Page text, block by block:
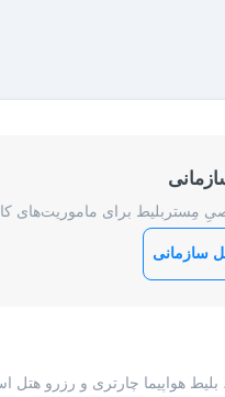
مِستربلیط برای ماموریت‌های
سازمانی
بلیط هواپیما چارتری و رزرو